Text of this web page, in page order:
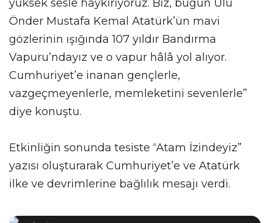
yüksek sesle haykırıyoruz. Biz, bugün Ulu
Önder Mustafa Kemal Atatürk’ün mavi
gözlerinin ışığında 107 yıldır Bandırma
Vapuru’ndayız ve o vapur hâlâ yol alıyor.
Cumhuriyet’e inanan gençlerle,
vazgeçmeyenlerle, memleketini sevenlerle”
diye konuştu.
Etkinliğin sonunda tesiste “Atam İzindeyiz”
yazısı oluşturarak Cumhuriyet’e ve Atatürk
ilke ve devrimlerine bağlılık mesajı verdi.